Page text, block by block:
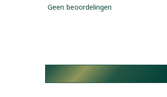
Geen beoordelingen